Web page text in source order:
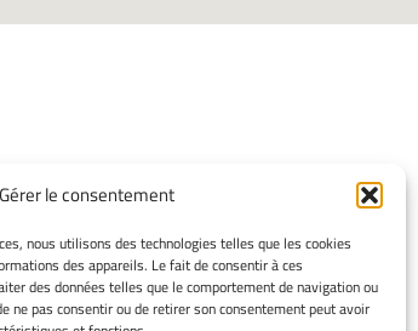
Gérer le consentement
nous utilisons des technologies telles que les cookies
des appareils. Le fait de consentir à ces
des données telles que le comportement de navigation ou
ne pas consentir ou de retirer son consentement peut avoir
légales
mes cookies